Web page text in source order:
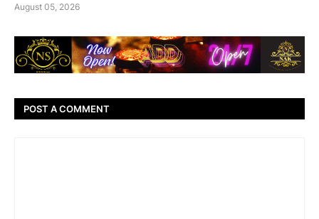
August 05, 2026
POST A COMMENT